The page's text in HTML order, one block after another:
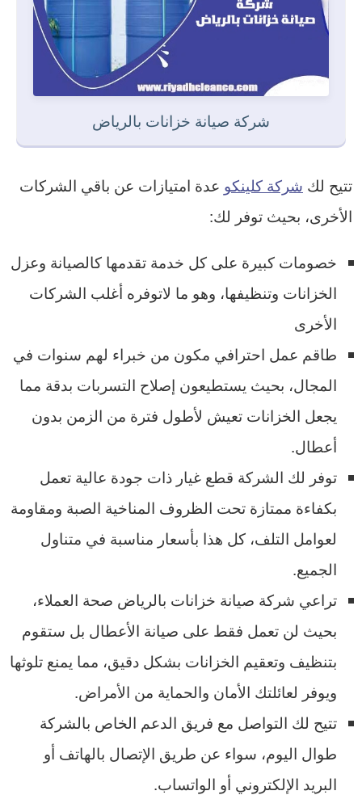
شركة صيانة خزانات بالرياض
تتيح لك شركة كلينكو عدة امتيازات عن باقي الشركات
الأخرى، بحيث توفر لك:
خصومات كبيرة على كل خدمة تقدمها كالصيانة وعزل
الخزانات وتنظيفها، وهو ما لاتوفره أغلب الشركات
الأخرى
طاقم عمل احترافي مكون من خبراء لهم سنوات في
المجال، بحيث يستطيعون إصلاح التسربات بدقة مما
يجعل الخزانات تعيش لأطول فترة من الزمن بدون
أعطال.
توفر لك الشركة قطع غيار ذات جودة عالية تعمل
بكفاءة ممتازة تحت الظروف المناخية الصبة ومقاومة
لعوامل التلف، كل هذا بأسعار مناسبة في متناول
الجميع.
تراعي شركة صيانة خزانات بالرياض صحة العملاء،
بحيث لن تعمل فقط على صيانة الأعطال بل ستقوم
بتنظيف وتعقيم الخزانات بشكل دقيق، مما يمنع تلوثها
ويوفر لعائلتك الأمان والحماية من الأمراض.
تتيح لك التواصل مع فريق الدعم الخاص بالشركة
طوال اليوم، سواء عن طريق الإتصال بالهاتف أو
البريد الإلكتروني أو الواتساب.